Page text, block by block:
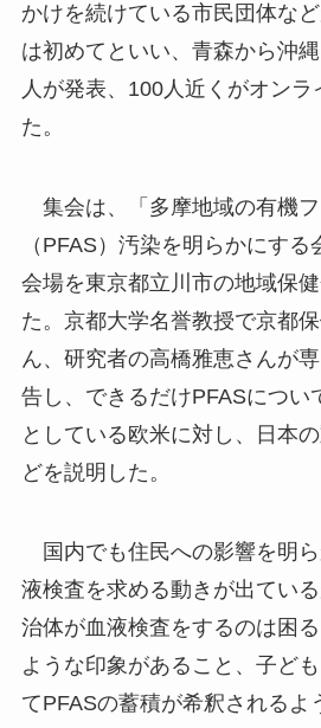
かけを続けている市民団体な
は初めてといい、青森から沖
人が発表、100人近くがオンラ
た。
集会は、「多摩地域の有機
（PFAS）汚染を明らかにす
会場を東京都立川市の地域保
た。京都大学名誉教授で京都
ん、研究者の高橋雅恵さんが
告し、できるだけPFASについ
としている欧米に対し、日本
どを説明した。
国内でも住民への影響を明
液検査を求める動きが出てい
治体が血液検査をするのは困
ような印象があること、子ど
てPFASの蓄積が希釈されるよ